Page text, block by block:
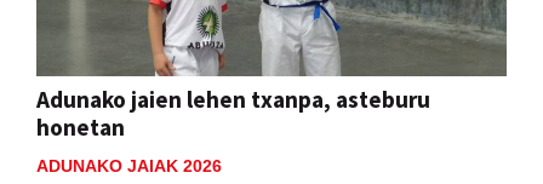
Adunako jaien lehen txanpa, asteburu
honetan
ADUNAKO JAIAK 2026